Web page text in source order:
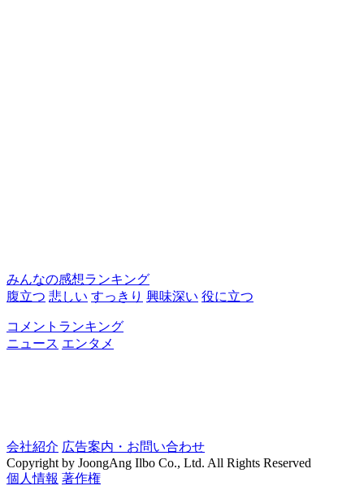
みんなの感想ランキング
腹立つ 悲しい すっきり 興味深い 役に立つ
コメントランキング
ニュース エンタメ
会社紹介 広告案内・お問い合わせ
Copyright by JoongAng Ilbo Co., Ltd. All Rights Reserved
個人情報 著作権